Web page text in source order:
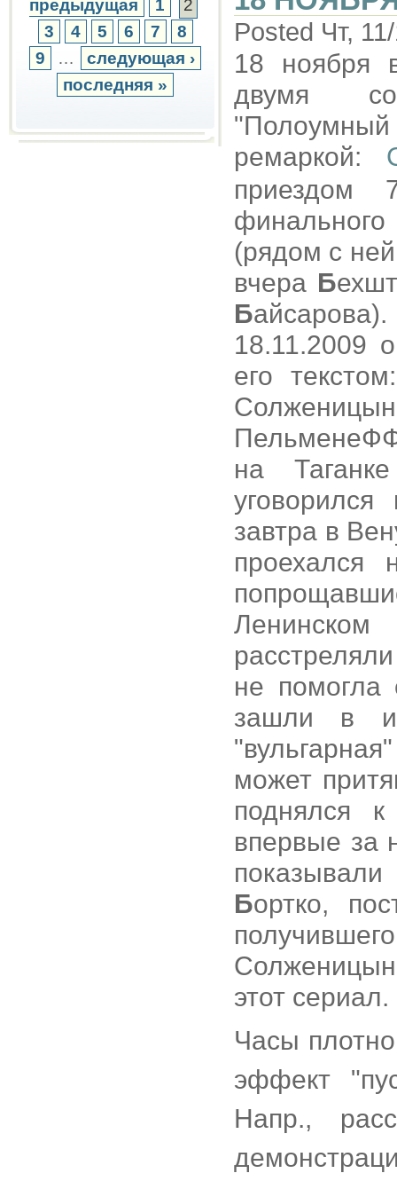
предыдущая 1
2
3
4 5 6 7
8
9
…
следующая ›
последняя »
Posted Чт,
18 ноября
двумя
ремаркой:
приездом
(рядом с
вчера Б
Б
18.11.2009
его
на
завтра в
не
зашли в
может
поднялся
впервые за
Бортко,
этот сериал.
Часы
эффект
Напр.,